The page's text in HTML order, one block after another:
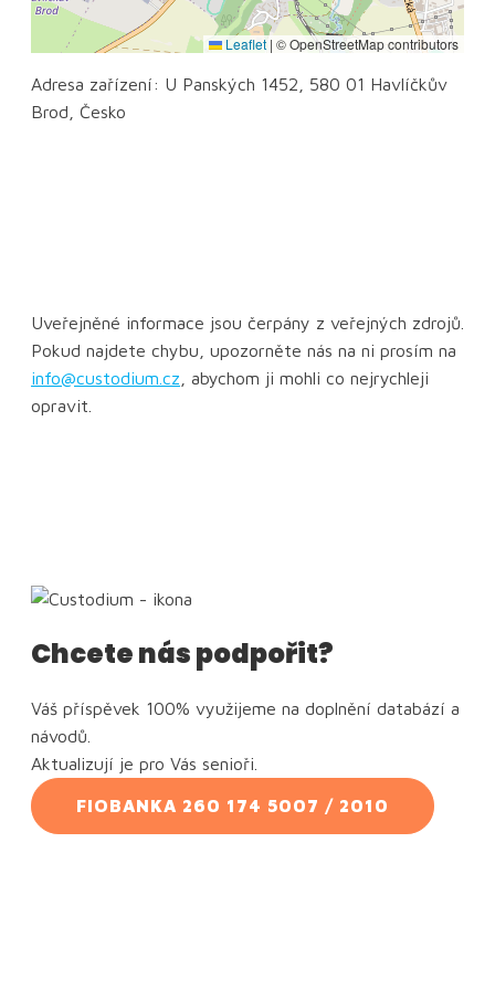
Leaflet | © OpenStreetMap contributors
Adresa zařízení: U Panských 1452, 580 01 Havlíčkův
Brod, Česko
Uveřejněné informace jsou čerpány z veřejných zdrojů.
Pokud najdete chybu, upozorněte nás na ni prosím na
info@custodium.cz , abychom ji mohli co nejrychleji
opravit.
Chcete nás podpořit?
Váš příspěvek 100% využijeme na doplnění databází a
návodů.
Aktualizují je pro Vás senioři.
FIOBANKA 260 174 5007 / 2010